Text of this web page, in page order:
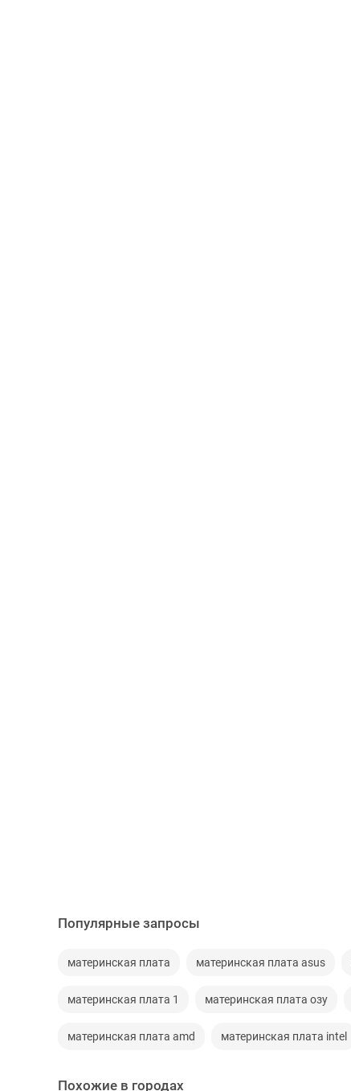
Популярные запросы
материнская плата материнская плата asus
материнская плата 1 материнская плата озу
материнская плата amd материнская плата intel
Похожие в городах